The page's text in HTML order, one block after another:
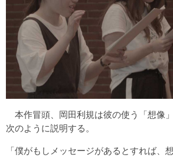
本作冒頭、岡田利規は彼の使う「想像
次のように説明する。
「僕がもしメッセージがあるとすれば、